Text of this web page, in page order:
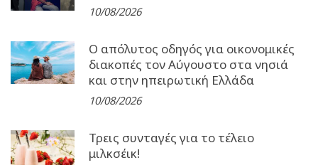
10/08/2026
Ο απόλυτος οδηγός για οικονομικές
διακοπές τον Αύγουστο στα νησιά
και στην ηπειρωτική Ελλάδα
10/08/2026
Τρεις συνταγές για το τέλειο
μιλκσέικ!